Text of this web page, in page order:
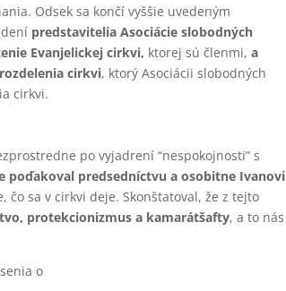
Odsek sa končí vyššie uvedeným
predstavitelia Asociácie slobodných
Evanjelickej cirkvi, ktorej sú členmi,a
cirkvi, ktorý Asociácii slobodných
cirkvi.
po vyjadrení “nespokojnosti” s
poďakoval predsedníctvu a osobitne Ivanovi
čo sa v cirkvi deje. Skonštatoval, že z tejto
protekcionizmus a kamarátšafty, a to nás
o